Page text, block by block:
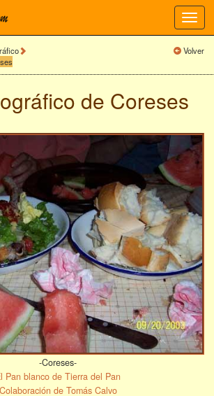
Volver
de Coreses
-Coreses-
Pan blanco de Tierra del Pan
Colaboración de Tomás Calvo